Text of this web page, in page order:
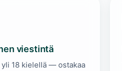
viestintä
18 kielellä — ostakaa